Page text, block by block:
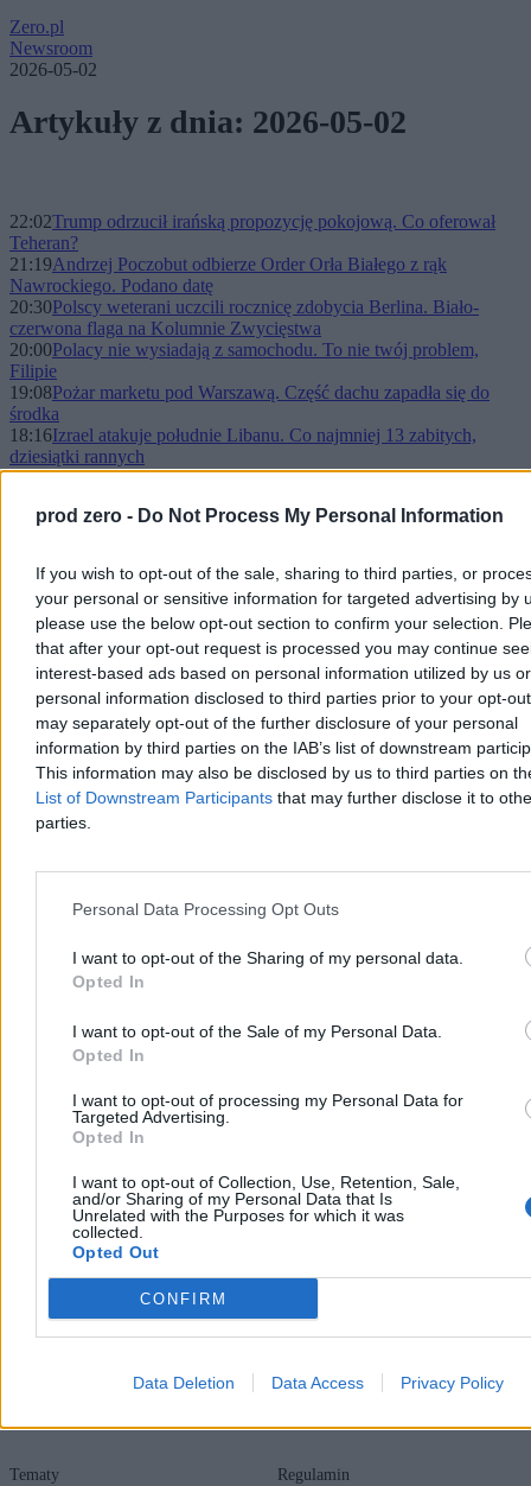
prod zero - Do Not Process My Personal Information
If you wish to opt-out of the sale, sharing to third parties, or
your personal or sensitive information for targeted advertising by
please use the below opt-out section to confirm your selection.
that after your opt-out request is processed you may continue
interest-based ads based on personal information utilized by us or
personal information disclosed to third parties prior to your opt-
may separately opt-out of the further disclosure of your personal
information by third parties on the IAB’s list of downstream
This information may also be disclosed by us to third parties on
List of Downstream Participants that may further disclose it to
parties.
Personal Data Processing Opt Outs
I want to opt-out of the Sharing of my personal data.
Opted In
I want to opt-out of the Sale of my Personal Data.
Opted In
I want to opt-out of processing my Personal Data for
Targeted Advertising.
Opted In
I want to opt-out of Collection, Use, Retention, Sale,
and/or Sharing of my Personal Data that Is
Unrelated with the Purposes for which it was
collected.
Opted Out
CONFIRM
Data Deletion Data Access Privacy Policy
Zero.pl
Newsroom
2026-05-02
Artykuły z dnia: 2026-05-02
22:02Trump odrzucił irańską propozycję pokojową. Co oferował
Teheran?
21:19Andrzej Poczobut odbierze Order Orła Białego z rąk
Nawrockiego. Podano datę
20:30Polscy weterani uczcili rocznicę zdobycia Berlina. Biało-
czerwona flaga na Kolumnie Zwycięstwa
20:00Polacy nie wysiadają z samochodu. To nie twój problem,
Filipie
19:08Pożar marketu pod Warszawą. Część dachu zapadła się do
środka
18:16Izrael atakuje południe Libanu. Co najmniej 13 zabitych,
dziesiątki rannych
17:41Jak się dobrze badać?
opłacony i wysłany”
15:33
Campus Polska, czyli wizja państwa zarządzanego przez
sztuczną inteligencję
14:51Wybuch gazu w Anielinie. Zginęła 15-latka
12:55Prezydent wręczył nominacje na stopnie generalskie i
admiralski
11:49Dlaczego neandertalczycy wyginęli? Nowe odkrycie
naukowców
11:28
„Katastrofalny trend”. Mocne słowa Tuska po decyzji USA
10:22Polacy o ochronie zdrowia: Mamy kryzys. Ekspertka: Koszty
ponoszą pacjenci
09:14Tragedia na jeziorze. Nie żyją dwie osoby
08:27USA ostrzegają m.in. Polskę. Chodzi o dostawy broni
07:11USA redukują siły w Europie. Jest decyzja o wycofaniu części
Orzeł konfliktogenny
zmieniała orła, flagę i hymn
Redakcja
Newsletter
Newsroom
Reklama
Biznes
Technologia
Kraj
Tematy Regulamin